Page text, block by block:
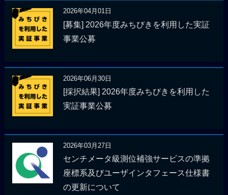
2026年04月01日
[募集] 2026年度みちびきを利用した実証
事業公募
2026年06月30日
[採択結果] 2026年度みちびきを利用した
実証事業公募
2026年03月27日
センチメータ級測位補強サービスの準拠
座標系及びユーザインタフェース仕様書
の更新について